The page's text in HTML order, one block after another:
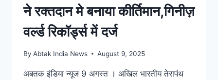
ने रक्तदान मे बनाया कीर्तिमान,गिनीज़
वर्ल्ड रिकॉर्ड्स में दर्ज
By Abtak India News August 9, 2025
अबतक इंडिया न्यूज 9 अगस्त । अखिल भारतीय तेरापंथ